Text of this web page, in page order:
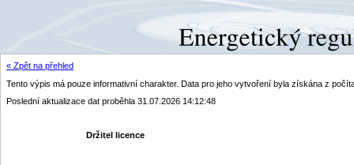
« Zpět na přehled
Tento výpis má pouze informativní charakter. Data pro jeho vytvoření byla získána z
Poslední aktualizace dat proběhla 31.07.2026 14:12:48
Držitel licence